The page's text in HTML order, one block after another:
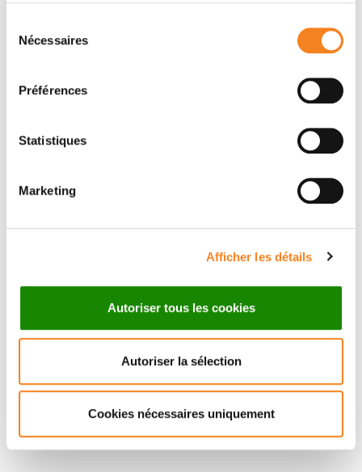
Nécessaires
Préférences
Statistiques
Marketing
Afficher les détails
Autoriser tous les cookies
Autoriser la sélection
Cookies nécessaires uniquement
Sophie Azuar, Roman Rouzier, Christine Tunon de
Suivez l'Institut Curie
Retrouvez notre actualité sur les réseaux
sociaux et en vous inscrivant à notre newsletter.
Inscrivez-vous à la newsletter